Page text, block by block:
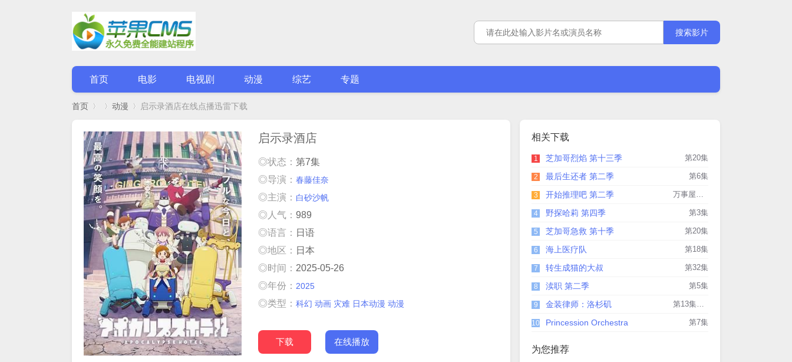
首页 电影 电视剧 动漫 综艺 专题
首页 动漫 启示录酒店在线点播迅雷下载
启示录酒店
◎状态： 第7集
◎导演： 春藤佳奈
◎主演： 白砂沙帆
◎人气： 989
◎语言： 日语
◎地区： 日本
◎时间： 2025-05-26
◎年份： 2025
◎类型： 科幻 动画 灾难 日本动漫 动漫
下载 在线播放
相关下载
1 芝加哥烈焰 第十三季 第20集
2 最后生还者 第二季 第6集
3 开始推理吧 第二季
4 野探哈莉 第四季 第3集
5 芝加哥急救 第十季 第20集
6 海上医疗队 第18集
7 转生成猫的大叔 第32集
8 渎职 第二季 第5集
9 金装律师：洛杉矶
10 Princession Orchestra 第7集
为您推荐